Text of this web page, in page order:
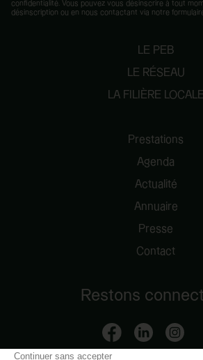
confidentialité . Vous pouvez vous désinscrire à tout
désinscription ou en nous contactant via notre
LE PEB
LE RÉSEAU
LA FILIÈRE LOCALE
Prestations
Agenda
Actualité
Annuaire
Presse
Contact
Restons